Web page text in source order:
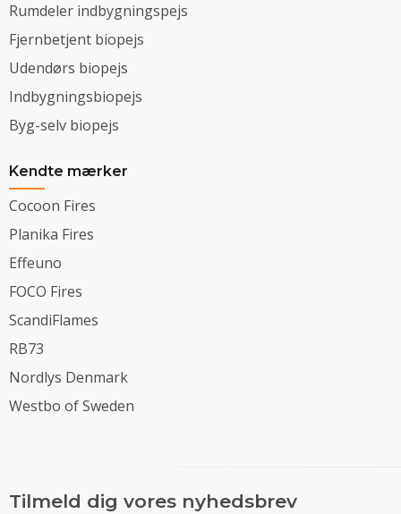
Rumdeler indbygningspejs
Fjernbetjent biopejs
Udendørs biopejs
Indbygningsbiopejs
Byg-selv biopejs
Kendte mærker
Cocoon Fires
Planika Fires
Effeuno
FOCO Fires
ScandiFlames
RB73
Nordlys Denmark
Westbo of Sweden
Tilmeld dig vores nyhedsbrev